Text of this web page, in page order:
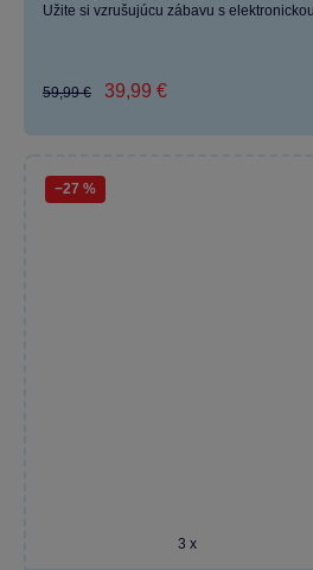
Užite si vzrušujúcu zábavu s
59,99 € 39,99 €
−27 %
3 x